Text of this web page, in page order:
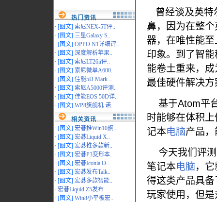
热门资讯
· [图文] 索尼NEX-5T评..
· [图文] 三星Galaxy S..
· [图文] OPPO N1详细评..
· [图文] 深度解析苹果..
· [图文] 索尼LT26ii评..
· [图文] 索尼微单A600..
· [图文] 佳能5D Mark ..
· [图文] 索尼A5000评测..
· [图文] 佳能EOS 50D详..
· [图文] WP8旗舰机 诺..
相关资讯
· [图文] 宏碁推Win10旗..
· [图文] 宏碁Liquid X..
· [图文] 宏碁推多款新..
· [图文] 宏碁P3变形本..
· [图文] 宏碁Iconia O..
· [图文] 宏碁发布Talk..
· [图文] 宏碁多款智能..
· 宏碁Liquid Z5发布
· [图文] Win8小平板宏..
曾经谈及英特
鼻，因为在整
器，在唯性能
印象。到了智
能卷土重来，
最佳硬件解决方
基于Atom平
时能够在体积
记本电脑产品
今天我们评测
笔记本电脑，
得这类产品具
玩家使用，但